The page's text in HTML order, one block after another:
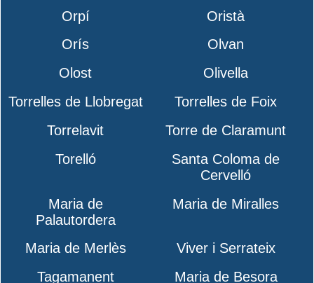
Orpí
Oristà
Orís
Olvan
Olost
Olivella
Torrelles de Llobregat
Torrelles de Foix
Torrelavit
Torre de Claramunt
Torelló
Santa Coloma de
Cervelló
Maria de
Palautordera
Maria de Miralles
Maria de Merlès
Viver i Serrateix
Tagamanent
Maria de Besora